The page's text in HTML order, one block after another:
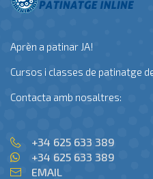
Aprèn a patinar JA!
Cursos i classes de patinatge
Contacta amb nosaltres:
+34 625 633 389
+34 625 633 389
EMAIL